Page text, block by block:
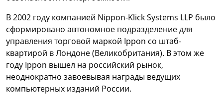
В 2002 году компанией Nippon-Klick Systems LLP было
сформировано автономное подразделение для
управления торговой маркой Ippon со штаб-
квартирой в Лондоне (Великобритания). В этом же
году Ippon вышел на российский рынок,
неоднократно завоевывая награды ведущих
компьютерных изданий России.